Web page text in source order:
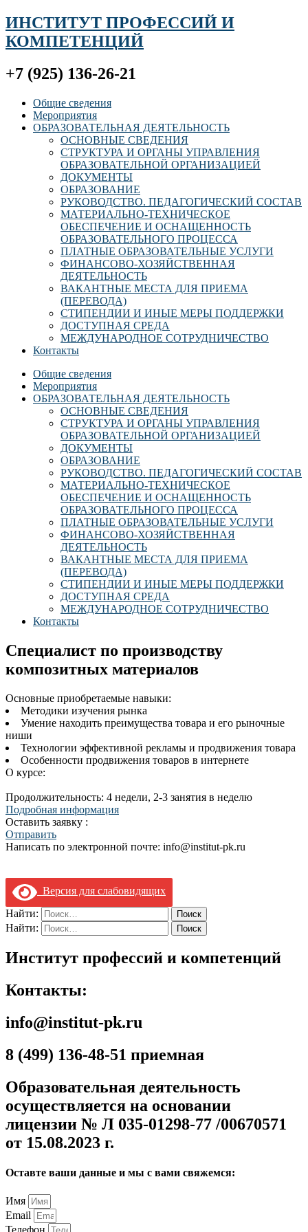
ИНСТИТУТ ПРОФЕССИЙ И
КОМПЕТЕНЦИЙ
+7 (925) 136-26-21
Общие сведения
Мероприятия
ОБРАЗОВАТЕЛЬНАЯ ДЕЯТЕЛЬНОСТЬ
ОСНОВНЫЕ СВЕДЕНИЯ
СТРУКТУРА И ОРГАНЫ УПРАВЛЕНИЯ
ОБРАЗОВАТЕЛЬНОЙ ОРГАНИЗАЦИЕЙ
ДОКУМЕНТЫ
ОБРАЗОВАНИЕ
РУКОВОДСТВО. ПЕДАГОГИЧЕСКИЙ СОСТАВ
МАТЕРИАЛЬНО-ТЕХНИЧЕСКОЕ
ОБЕСПЕЧЕНИЕ И ОСНАЩЕННОСТЬ
ОБРАЗОВАТЕЛЬНОГО ПРОЦЕССА
ПЛАТНЫЕ ОБРАЗОВАТЕЛЬНЫЕ УСЛУГИ
ФИНАНСОВО-ХОЗЯЙСТВЕННАЯ
ДЕЯТЕЛЬНОСТЬ
ВАКАНТНЫЕ МЕСТА ДЛЯ ПРИЕМА
(ПЕРЕВОДА)
СТИПЕНДИИ И ИНЫЕ МЕРЫ ПОДДЕРЖКИ
ДОСТУПНАЯ СРЕДА
МЕЖДУНАРОДНОЕ СОТРУДНИЧЕСТВО
Контакты
Общие сведения
Мероприятия
ОБРАЗОВАТЕЛЬНАЯ ДЕЯТЕЛЬНОСТЬ
ОСНОВНЫЕ СВЕДЕНИЯ
СТРУКТУРА И ОРГАНЫ УПРАВЛЕНИЯ
ОБРАЗОВАТЕЛЬНОЙ ОРГАНИЗАЦИЕЙ
ДОКУМЕНТЫ
ОБРАЗОВАНИЕ
РУКОВОДСТВО. ПЕДАГОГИЧЕСКИЙ СОСТАВ
МАТЕРИАЛЬНО-ТЕХНИЧЕСКОЕ
ОБЕСПЕЧЕНИЕ И ОСНАЩЕННОСТЬ
ОБРАЗОВАТЕЛЬНОГО ПРОЦЕССА
ПЛАТНЫЕ ОБРАЗОВАТЕЛЬНЫЕ УСЛУГИ
ФИНАНСОВО-ХОЗЯЙСТВЕННАЯ
ДЕЯТЕЛЬНОСТЬ
ВАКАНТНЫЕ МЕСТА ДЛЯ ПРИЕМА
(ПЕРЕВОДА)
СТИПЕНДИИ И ИНЫЕ МЕРЫ ПОДДЕРЖКИ
ДОСТУПНАЯ СРЕДА
МЕЖДУНАРОДНОЕ СОТРУДНИЧЕСТВО
Контакты
Специалист по производству
композитных материалов
Основные приобретаемые навыки:
Методики изучения рынка
Умение находить преимущества товара и его рыночные
ниши
Технологии эффективной рекламы и продвижения товара
Особенности продвижения товаров в интернете
О курсе:
Продолжительность: 4 недели, 2-3 занятия в неделю
Подробная информация
Оставить заявку :
Отправить
Написать по электронной почте: info@institut-pk.ru
Версия для слабовидящих
Найти:
Найти:
Институт профессий и компетенций
Контакты:
info@institut-pk.ru
8 (499) 136-48-51 приемная
Образовательная деятельность
осуществляется на основании
лицензии № Л 035-01298-77 /00670571
от 15.08.2023 г.
Оставте ваши данные и мы с вами свяжемся:
Имя
Email
Телефон